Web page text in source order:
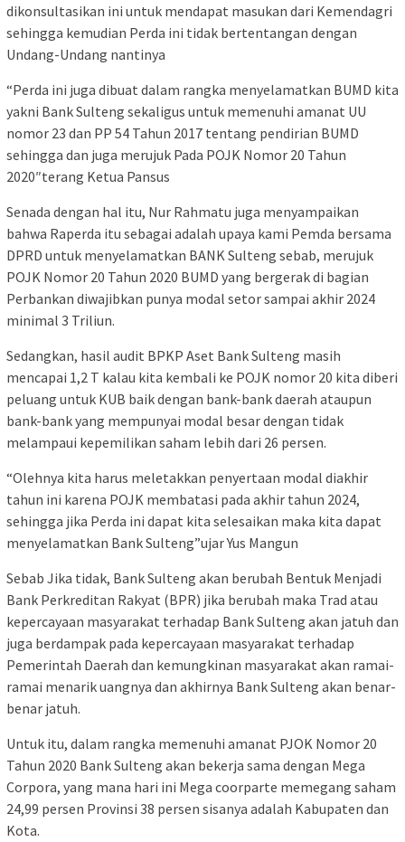
dikonsultasikan ini untuk mendapat masukan dari Kemendagri
sehingga kemudian Perda ini tidak bertentangan dengan
Undang-Undang nantinya
“Perda ini juga dibuat dalam rangka menyelamatkan BUMD kita
yakni Bank Sulteng sekaligus untuk memenuhi amanat UU
nomor 23 dan PP 54 Tahun 2017 tentang pendirian BUMD
sehingga dan juga merujuk Pada POJK Nomor 20 Tahun
2020″terang Ketua Pansus
Senada dengan hal itu, Nur Rahmatu juga menyampaikan
bahwa Raperda itu sebagai adalah upaya kami Pemda bersama
DPRD untuk menyelamatkan BANK Sulteng sebab, merujuk
POJK Nomor 20 Tahun 2020 BUMD yang bergerak di bagian
Perbankan diwajibkan punya modal setor sampai akhir 2024
minimal 3 Triliun.
Sedangkan, hasil audit BPKP Aset Bank Sulteng masih
mencapai 1,2 T kalau kita kembali ke POJK nomor 20 kita diberi
peluang untuk KUB baik dengan bank-bank daerah ataupun
bank-bank yang mempunyai modal besar dengan tidak
melampaui kepemilikan saham lebih dari 26 persen.
“Olehnya kita harus meletakkan penyertaan modal diakhir
tahun ini karena POJK membatasi pada akhir tahun 2024,
sehingga jika Perda ini dapat kita selesaikan maka kita dapat
menyelamatkan Bank Sulteng”ujar Yus Mangun
Sebab Jika tidak, Bank Sulteng akan berubah Bentuk Menjadi
Bank Perkreditan Rakyat (BPR) jika berubah maka Trad atau
kepercayaan masyarakat terhadap Bank Sulteng akan jatuh dan
juga berdampak pada kepercayaan masyarakat terhadap
Pemerintah Daerah dan kemungkinan masyarakat akan ramai-
ramai menarik uangnya dan akhirnya Bank Sulteng akan benar-
benar jatuh.
Untuk itu, dalam rangka memenuhi amanat PJOK Nomor 20
Tahun 2020 Bank Sulteng akan bekerja sama dengan Mega
Corpora, yang mana hari ini Mega coorparte memegang saham
24,99 persen Provinsi 38 persen sisanya adalah Kabupaten dan
Kota.